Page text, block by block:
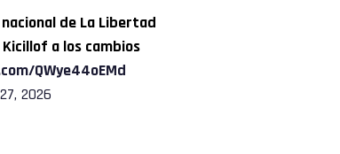
de La Libertad
a los cambios
QWye44oEMd
2026